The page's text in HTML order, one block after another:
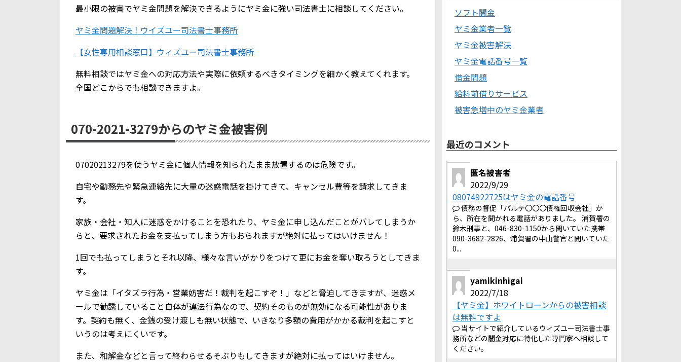
最小限の被害でヤミ金問題を解決できるようにヤミ金に強い司法書士に相談してください。
ヤミ金問題解決！ウイズユー司法書士事務所
【女性専用相談窓口】ウィズユー司法書士事務所
無料相談ではヤミ金への対応方法や実際に依頼するべきタイミングを細かく教えてくれます。
全国どこからでも相談できますよ。
070-2021-3279からのヤミ金被害例
07020213279を使うヤミ金に個人情報を知られたまま放置するのは危険です。
自宅や勤務先や緊急連絡先に大量の迷惑電話を掛けてきて、キャンセル費等を請求してきま
す。
家族・会社・知人に迷惑をかけることを恐れたり、ヤミ金に申し込んだことがバレてしまうか
らと、要求されたお金を支払ってしまう方もおられますが絶対に払ってはいけません！
1回でも払ってしまうとそれ以降、様々な言いがかりをつけて更にお金を奪い取ろうとしてきま
す。
ヤミ金は「イタズラ行為・営業妨害だ！裁判を起こすぞ！」などと脅迫してきますが、迷惑メ
ールで勧誘していること自体が違法行為なので、契約そのものが無効になる可能性がありま
す。契約も無く、金銭の受け渡しも無い状態で、いきなり多額の費用がかかる裁判を起こすと
いうのは考えにくいです。
また、和解金などと言って終わらせるそぶりもしてきますが絶対に払ってはいけません。
ソフト闇金
ヤミ金業者一覧
ヤミ金被害解決
ヤミ金電話番号一覧
借金問題
給料前借りサービス
被害急増中のヤミ金業者
最近のコメント
匿名被害者
2022/9/29
08074922725はヤミ金の電話番号
債務の督促「パルテ〇〇〇債権回収会社」か
ら、所在を聞かれる電話がありました。 浦賀署の
鈴木刑事と、046-830-1150から聞いていた携帯
090-3682-2826、浦賀署の中山警官と聞いていた
0...
yamikinhigai
2022/7/18
【ヤミ金】ホワイトローンからの被害相談
は無料ですよ
当サイトで紹介しているウィズユー司法書士事
務所などの闇金対応に特化した専門家へ相談して
ください。